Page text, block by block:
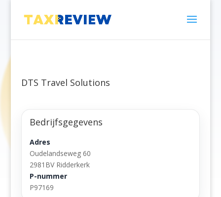
DTS Travel Solutions
Bedrijfsgegevens
Adres
Oudelandseweg 60
2981BV Ridderkerk
P-nummer
P97169